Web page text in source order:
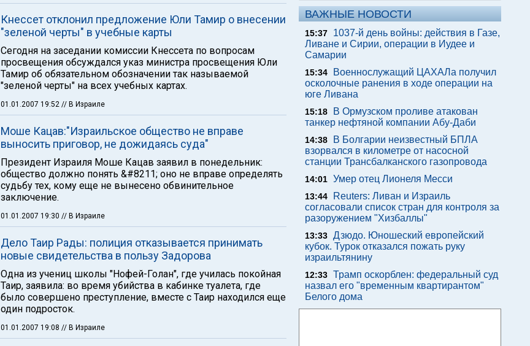
Кнессет отклонил предложение Юли Тамир о внесении
"зеленой черты" в учебные карты
Сегодня на заседании комиссии Кнессета по вопросам
просвещения обсуждался указ министра просвещения Юли
Тамир об обязательном обозначении так называемой
"зеленой черты" на всех учебных картах.
01.01.2007 19:52 // В Израиле
Моше Кацав:"Израильское общество не вправе
выносить приговор, не дожидаясь суда"
Президент Израиля Моше Кацав заявил в понедельник:
общество должно понять &#8211; оно не вправе определять
судьбу тех, кому еще не вынесено обвинительное
заключение.
01.01.2007 19:30 // В Израиле
Дело Таир Рады: полиция отказывается принимать
новые свидетельства в пользу Задорова
Одна из учениц школы "Нофей-Голан", где училась покойная
Таир, заявила: во время убийства в кабинке туалета, где
было совершено преступление, вместе с Таир находился еще
один подросток.
01.01.2007 19:08 // В Израиле
ВАЖНЫЕ НОВОСТИ
15:37
1037-й день войны: действия в Газе,
Ливане и Сирии, операции в Иудее и
Самарии
15:34
Военнослужащий ЦАХАЛа получил
осколочные ранения в ходе операции на
юге Ливана
15:18
В Ормузском проливе атакован
танкер нефтяной компании Абу-Даби
14:38
В Болгарии неизвестный БПЛА
взорвался в километре от насосной
станции Трансбалканского газопровода
14:01 Умер отец Лионеля Месси
13:44
Reuters: Ливан и Израиль
согласовали список стран для контроля за
разоружением "Хизбаллы"
13:33 Дзюдо. Юношеский европейский
кубок. Турок отказался пожать руку
израильтянину
12:33 Трамп оскорблен: федеральный суд
назвал его "временным квартирантом"
Белого дома